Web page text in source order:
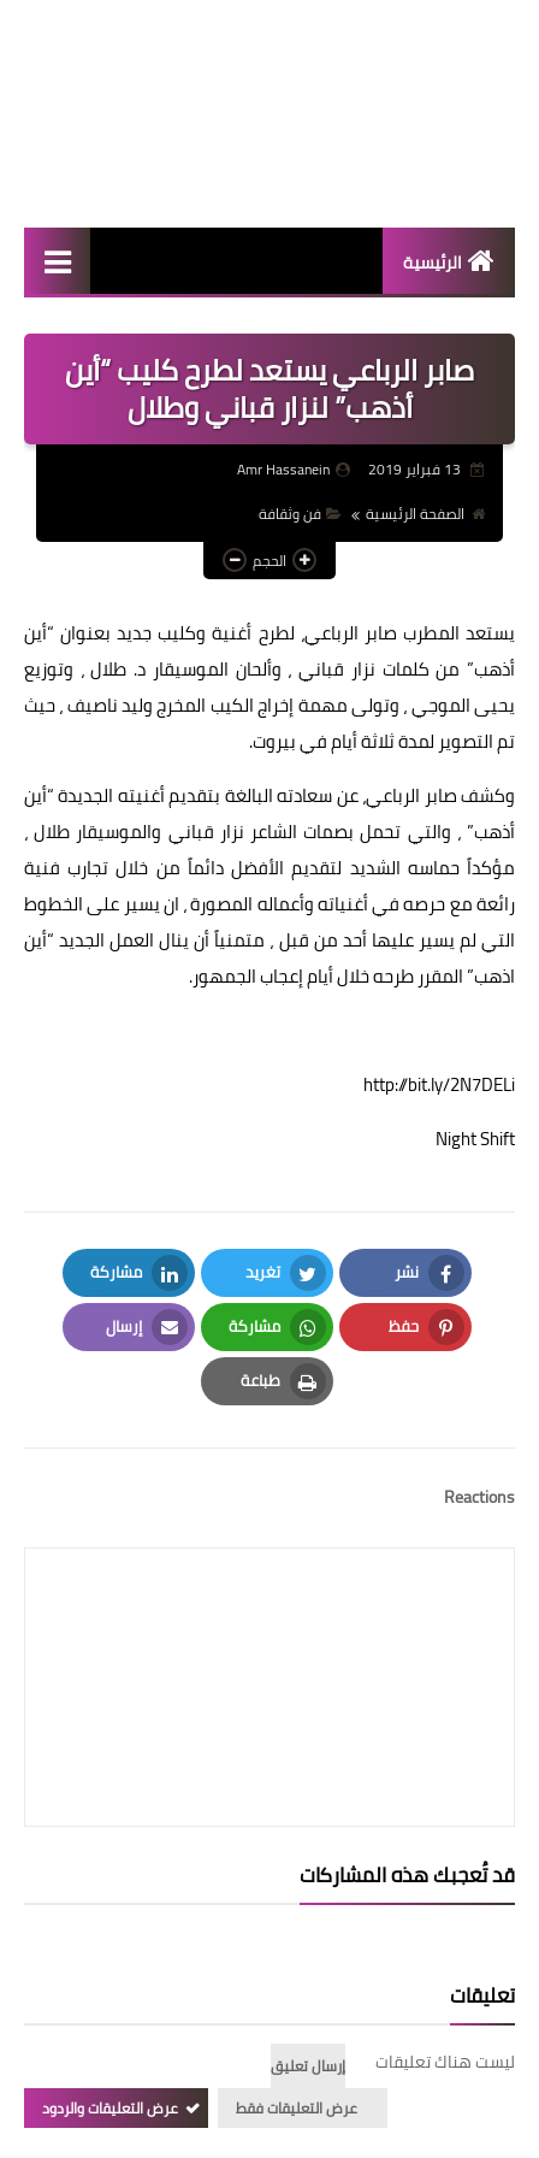
الرئيسية
منوعات
فعاليات
صحة
عالم المرأة
فن وثقافة
أخبار مصر
أخبار عربية
أخبار العالم
صابر الرباعي يستعد لطرح كليب “أين
أذهب” لنزار قباني وطلال
Amr Hassanein
الصفحة الرئيسية
فن وثقافة
الحجم
يستعد المطرب صابر الرباعي، لطرح أغنية وكليب جديد بعنوان “أين
أذهب” من كلمات نزار قباني ، وألحان الموسيقار د. طلال ، وتوزيع
يحيى الموجي ، وتولى مهمة إخراج الكيب المخرج وليد ناصيف ، حيث
تم التصوير لمدة ثلاثة أيام في بيروت.
وكشف صابر الرباعي، عن سعادته البالغة بتقديم أغنيته الجديدة “أين
أذهب” ، والتي تحمل بصمات الشاعر نزار قباني والموسيقار طلال ،
مؤكداً حماسه الشديد لتقديم الأفضل دائماً من خلال تجارب فنية
رائعة مع حرصه في أغنياته وأعماله المصورة ، ان يسير على الخطوط
التي لم يسير عليها أحد من قبل ، متمنياً أن ينال العمل الجديد “أين
اذهب” المقرر طرحه خلال أيام إعجاب الجمهور.
http://bit.ly/2N7DELi
Night Shift
نشر
Facebook
تغريد
Twitter
مشاركة
LinkedIn
حفظ
Pinterest
مشاركة
Whatsapp
إرسال
Email
طباعة
Print
Reactions
قد تُعجبك هذه المشاركات
تعليقات
ليست هناك تعليقات
إرسال تعليق
عرض التعليقات فقط
عرض التعليقات والردود